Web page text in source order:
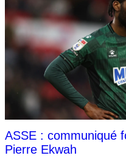
ASSE : communiqué
Pierre Ekwah